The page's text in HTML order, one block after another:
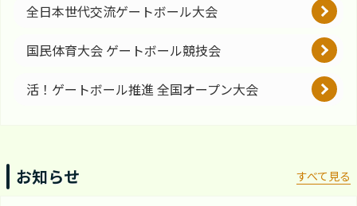
全日本世代交流ゲートボール大会
国民体育大会 ゲートボール競技会
活！ゲートボール推進 全国オープン大会
お知らせ すべて見る